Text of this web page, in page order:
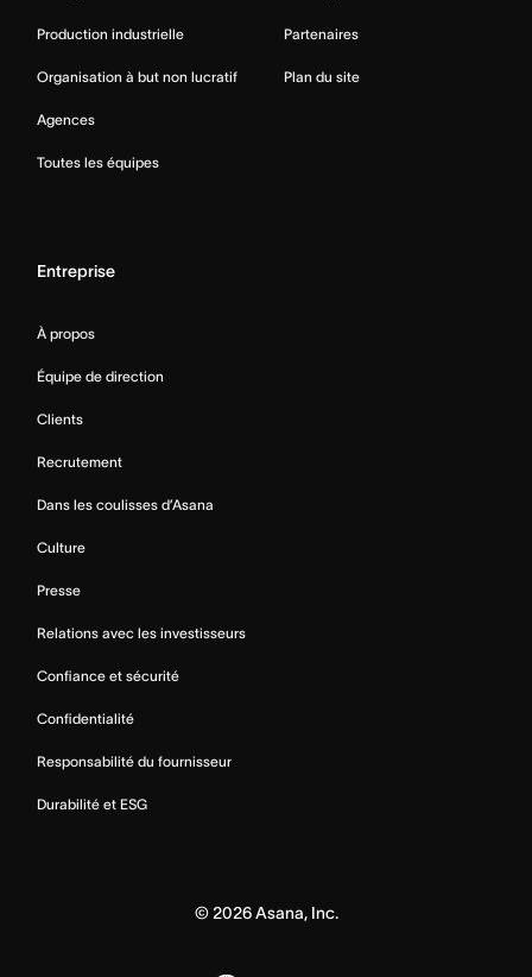
Production industrielle
Organisation à but non lucratif
Agences
Toutes les équipes
Partenaires
Plan du site
Entreprise
À propos
Équipe de direction
Clients
Recrutement
Dans les coulisses d’Asana
Culture
Presse
Relations avec les investisseurs
Confiance et sécurité
Confidentialité
Responsabilité du fournisseur
Durabilité et ESG
© 2026Asana, Inc.